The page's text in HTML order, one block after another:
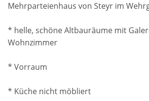
Mehrparteienhaus von Steyr im
* helle, schöne Altbauräume mit
Wohnzimmer
* Vorraum
* Küche nicht möbliert